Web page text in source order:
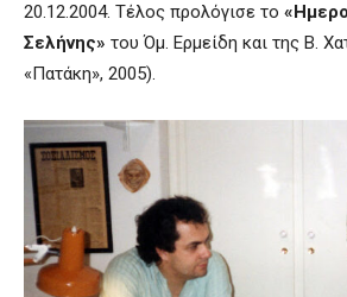
20.12.2004. Τέλος προλόγισε το
Σελήνης» του Όμ. Ερμείδη και της Β.
«Πατάκη», 2005).